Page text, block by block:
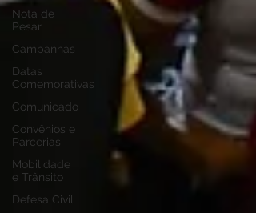
Nota de
Pesar
Campanhas
Datas
Comemorativas
Comunicado
Convênios e
Parcerias
Mobilidade
e Trânsito
Defesa Civil